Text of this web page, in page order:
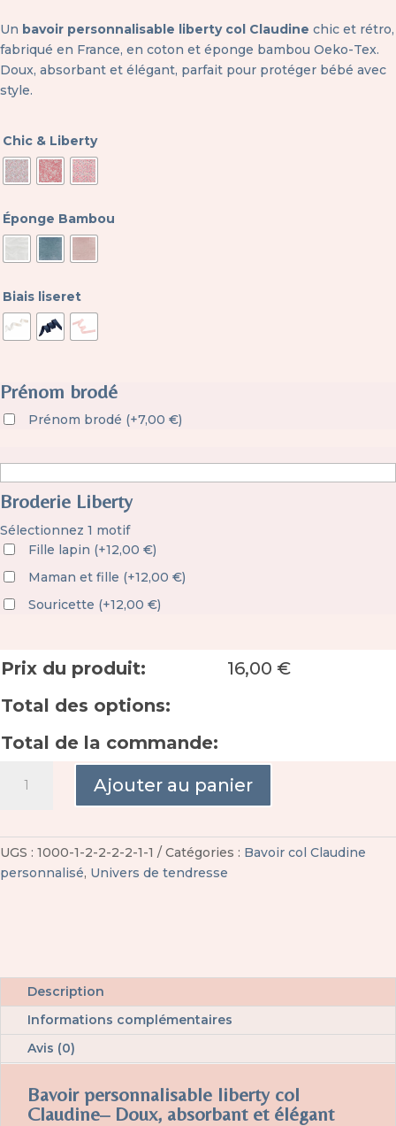
Un bavoir personnalisable liberty col Claudine chic et rétro,
fabriqué en France, en coton et éponge bambou Oeko-Tex.
Doux, absorbant et élégant, parfait pour protéger bébé avec
style.
Chic & Liberty
Éponge Bambou
Biais liseret
Prénom brodé
Prénom brodé (+7,00 €)
Broderie Liberty
Sélectionnez 1 motif
Fille lapin (+12,00 €)
Maman et fille (+12,00 €)
Souricette (+12,00 €)
Prix du produit: 16,00 €
Total des options:
Total de la commande:
liberty
col
Ajouter au panier
UGS : 1000-1-2-2-2-2-1-1 Catégories : Bavoir col Claudine
personnalisé, Univers de tendresse
Description
Informations complémentaires
Avis (0)
Bavoir personnalisable liberty col
Claudine– Doux, absorbant et élégant